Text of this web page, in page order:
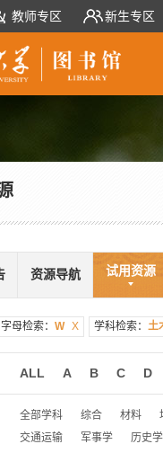
教师专区 新生专区
资源导航 试用资源
字母检索： W X 学科检索： 土
ALL A B C D
全部学科 综合 材料
交通运输
军事学 历史学